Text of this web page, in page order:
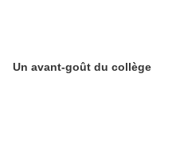
Un avant-goût du collège